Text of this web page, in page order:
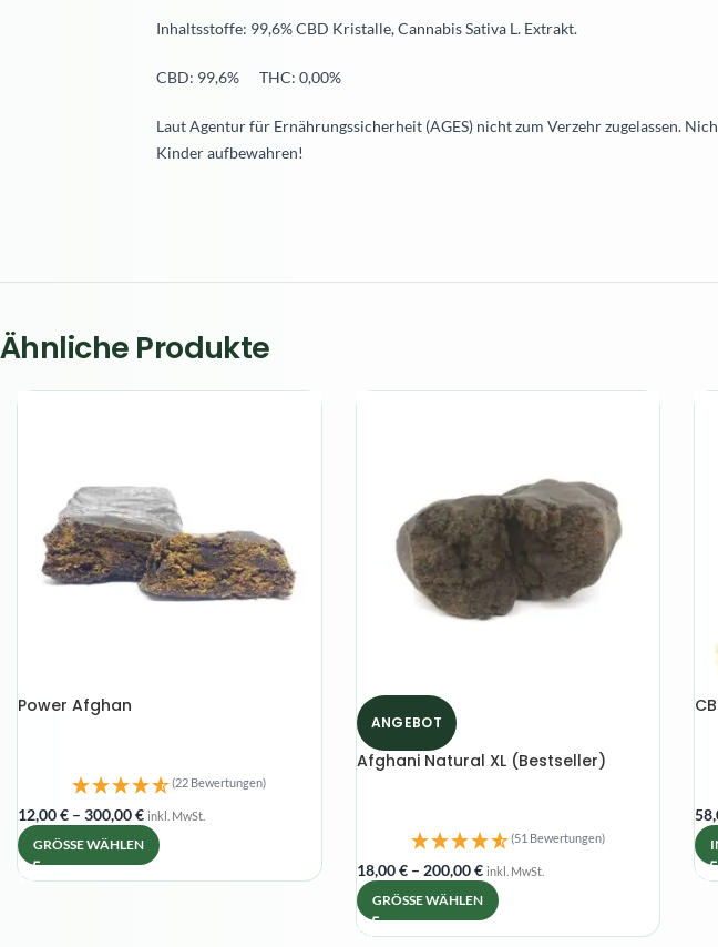
Inhaltsstoffe: 99,6% CBD Kristalle, Cannabis Sativa L. Extrakt.
CBD: 99,6% THC: 0,00%
Laut Agentur für Ernährungssicherheit (AGES) nicht zum Verzehr zugelassen.
Kinder aufbewahren!
Ähnliche Produkte
Power Afghan
12,00€ – 300,00€ inkl. MwSt.
GRÖSSE WÄHLEN
(22 Bewertungen)
ANGEBOT
Afghani Natural XL (Bestseller)
18,00€ – 200,00€ inkl. MwSt.
GRÖSSE WÄHLEN
(51 Bewertungen)